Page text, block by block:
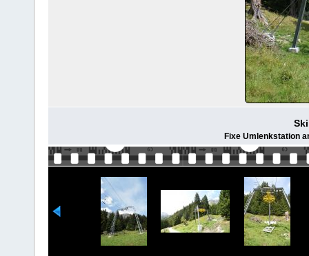
Fixe Umlenkstation